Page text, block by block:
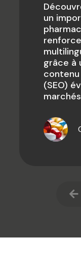
un
grâce à
(SEO)
marchés